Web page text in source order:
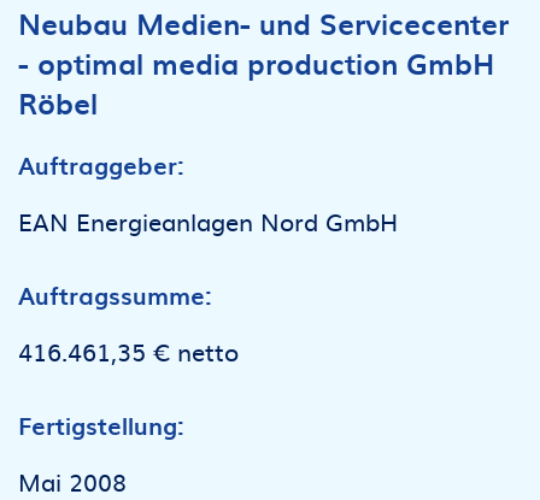
Neubau Medien- und Servicecenter
- optimal media production GmbH
Röbel
Auftraggeber:
EAN Energieanlagen Nord GmbH
Auftragssumme:
416.461,35 € netto
Fertigstellung:
Mai 2008